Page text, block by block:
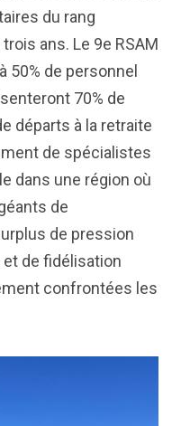
du rang
ans. Le 9e RSAM
50% de personnel
70% de
départs à la retraite
de spécialistes
dans une région où
de
de pression
de fidélisation
confrontées les